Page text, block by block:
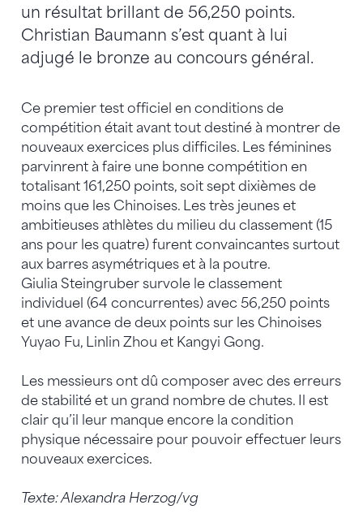
un résultat brillant de 56,250 points.
Christian Baumann s’est quant à lui
adjugé le bronze au concours général.
Ce premier test officiel en conditions de
compétition était avant tout destiné à montrer de
nouveaux exercices plus difficiles. Les féminines
parvinrent à faire une bonne compétition en
totalisant 161,250 points, soit sept dixièmes de
moins que les Chinoises. Les très jeunes et
ambitieuses athlètes du milieu du classement (15
ans pour les quatre) furent convaincantes surtout
aux barres asymétriques et à la poutre.
Giulia Steingruber survole le classement
individuel (64 concurrentes) avec 56,250 points
et une avance de deux points sur les Chinoises
Yuyao Fu, Linlin Zhou et Kangyi Gong.
Les messieurs ont dû composer avec des erreurs
de stabilité et un grand nombre de chutes. Il est
clair qu’il leur manque encore la condition
physique nécessaire pour pouvoir effectuer leurs
nouveaux exercices.
Texte: Alexandra Herzog/vg